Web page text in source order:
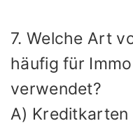
7. Welche Art
häufig für
verwendet?
A) Kreditkarten